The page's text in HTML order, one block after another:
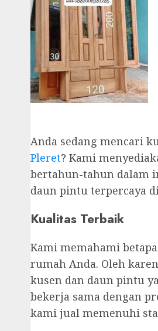
Anda sedang mencari
Pleret? Kami
bertahun-tahun dalam
daun pintu terpercaya
Kualitas Terbaik
Kami memahami
rumah Anda. Oleh
kusen dan daun pintu
bekerja sama dengan
kami jual memenuhi